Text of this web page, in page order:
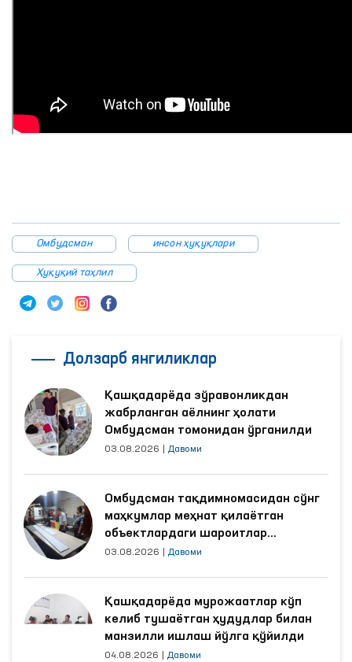
Омбудсман инсон ҳуқуқлари
Ҳуқуқий таҳлил
Долзарб янгиликлар
Қашқадарёда зўравонликдан
жабрланган аёлнинг ҳолати
Омбудсман томонидан ўрганилди
03.08.2026 Давоми
Омбудсман тақдимномасидан сўнг
маҳкумлар меҳнат қилаётган
объектлардаги шароитлар
яхшиланди
03.08.2026 Давоми
Қашқадарёда мурожаатлар кўп
келиб тушаётган ҳудудлар билан
манзилли ишлаш йўлга қўйилди
04.08.2026 Давоми